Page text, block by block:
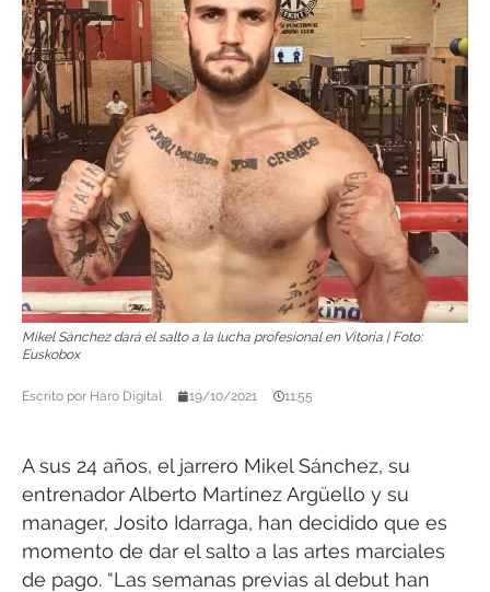
Mikel Sánchez dará el salto a la lucha profesional en Vitoria | Foto:
Euskobox
Escrito por Haro Digital 19/10/2021 11:55
A sus 24 años, el jarrero Mikel Sánchez, su
entrenador Alberto Martínez Argüello y su
manager, Josito Idarraga, han decidido que es
momento de dar el salto a las artes marciales
de pago. “Las semanas previas al debut han